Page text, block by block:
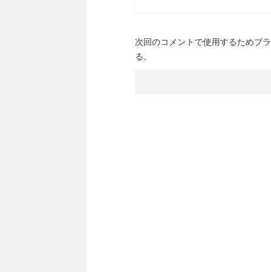
次回のコメントで使用するためブ
る。